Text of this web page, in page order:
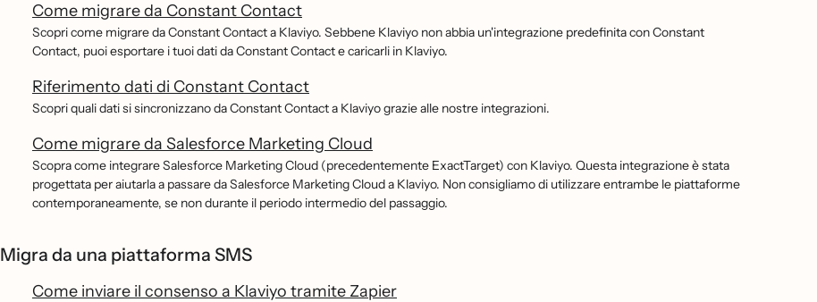
Come migrare da Constant Contact
Scopri come migrare da Constant Contact a Klaviyo. Sebbene Klaviyo non abbia un'integrazione predefinita con Constant
Contact, puoi esportare i tuoi dati da Constant Contact e caricarli in Klaviyo.
Riferimento dati di Constant Contact
Scopri quali dati si sincronizzano da Constant Contact a Klaviyo grazie alle nostre integrazioni.
Come migrare da Salesforce Marketing Cloud
Scopra come integrare Salesforce Marketing Cloud (precedentemente ExactTarget) con Klaviyo. Questa integrazione è stata
progettata per aiutarla a passare da Salesforce Marketing Cloud a Klaviyo. Non consigliamo di utilizzare entrambe le piattaforme
contemporaneamente, se non durante il periodo intermedio del passaggio.
Migra da una piattaforma SMS
Come inviare il consenso a Klaviyo tramite Zapier